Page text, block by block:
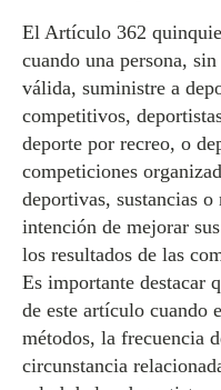
El Artículo 362
cuando una persona,
válida, suministre a
competitivos,
deporte por recreo, o
competiciones
deportivas, sustancias
intención de mejorar
los resultados de las
Es importante destacar
de este artículo cuando
métodos, la frecuencia
circunstancia